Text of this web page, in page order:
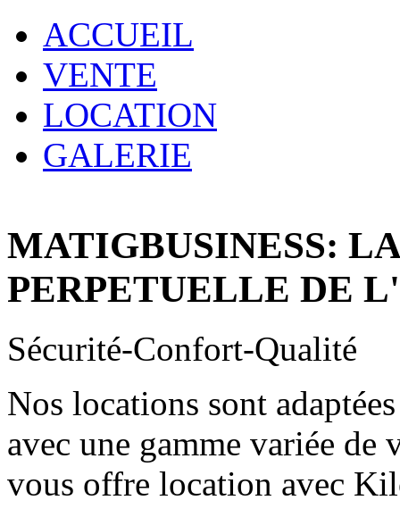
ACCUEIL
VENTE
LOCATION
GALERIE
MATIGBUSINESS:
PERPETUELLE DE
Sécurité-Confort-Qualité
Nos locations sont
avec une gamme variée
vous offre location avec